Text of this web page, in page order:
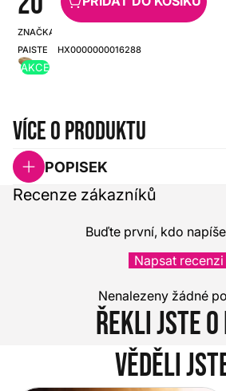
ZNAČKA:
PAISTE
HX0000000016288
AKCE
Více o produktu
POPISEK
Recenze zákazníků
Buďte první, kdo
Napsat recenzi
Nenalezeny žádné
Řekli jste o
Věděli